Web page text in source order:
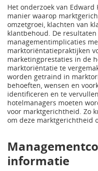
Het onderzoek van
manier waarop
omzetgroei, klachten van
klantbehoud. De
managementimplicaties
marktoriëntatiepraktijken
marketingprestaties in de
marktoriëntatie te
worden getraind in
behoeften, wensen en
identificeren en te
hotelmanagers moeten
voor marktgerichtheid. Zo
om deze marktgerichtheid
informatie